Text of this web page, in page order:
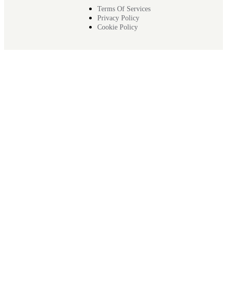
Terms Of Services
Privacy Policy
Cookie Policy